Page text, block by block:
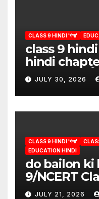
CLASS 9 HINDI 'गंगा'
class 9
hindi
answer/क्या
hindi
JULY 30, 2026
CLASS 9 HINDI 'गंगा'
EDUCATION HINDI
do bailon ki
9/NCERT
गंगा)JULY 21, 2026